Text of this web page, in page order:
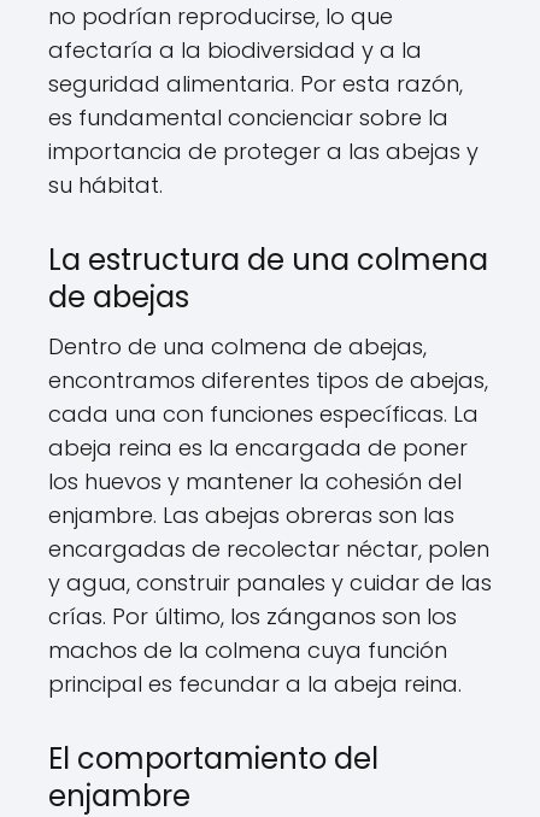
no podrían reproducirse, lo que
afectaría a la biodiversidad y a la
seguridad alimentaria. Por esta razón,
es fundamental concienciar sobre la
importancia de proteger a las abejas y
su hábitat.
La estructura de una colmena
de abejas
Dentro de una colmena de abejas,
encontramos diferentes tipos de abejas,
cada una con funciones específicas. La
abeja reina es la encargada de poner
los huevos y mantener la cohesión del
enjambre. Las abejas obreras son las
encargadas de recolectar néctar, polen
y agua, construir panales y cuidar de las
crías. Por último, los zánganos son los
machos de la colmena cuya función
principal es fecundar a la abeja reina.
El comportamiento del
enjambre